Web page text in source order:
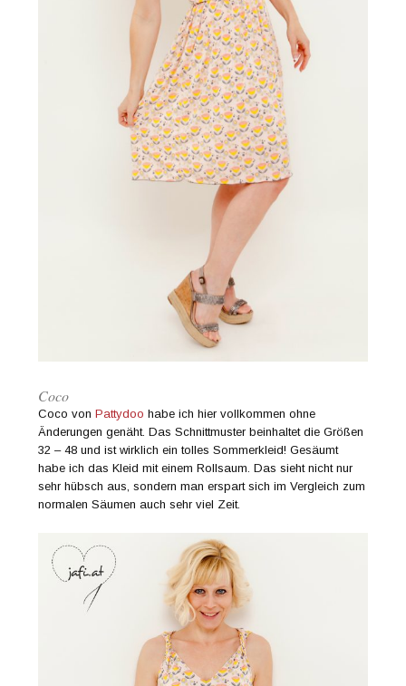
Coco
Coco vonPattydoo habe ich hier vollkommen ohne
Änderungen genäht. Das Schnittmuster beinhaltet die Größen
32 – 48 und ist wirklich ein tolles Sommerkleid! Gesäumt
habe ich das Kleid mit einem Rollsaum. Das sieht nicht nur
sehr hübsch aus, sondern man erspart sich im Vergleich zum
normalen Säumen auch sehr viel Zeit.